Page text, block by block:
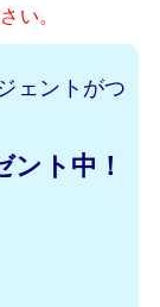
い。
ェントがつ
ト中！